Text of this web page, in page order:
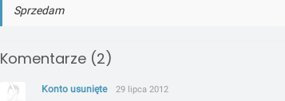
Sprzedam
Komentarze (2)
Konto usunięte 29 lipca 2012